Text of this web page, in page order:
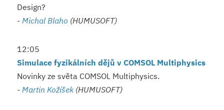
Design?
-Michal Blaho (HUMUSOFT)
12:05
Simulace fyzikálních dějů v COMSOL Multiphysics
Novinky ze světa COMSOL Multiphysics.
-Martin Kožíšek(HUMUSOFT)